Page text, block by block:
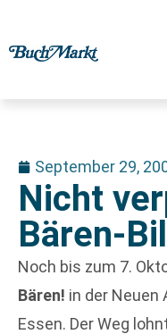
September 29,
Nicht
Bären-
Noch bis zum 7.
Bären! in der Neuen
Essen. Der Weg